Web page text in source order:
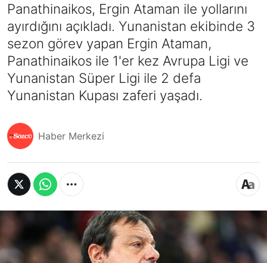
Panathinaikos, Ergin Ataman ile yollarını
ayırdığını açıkladı. Yunanistan ekibinde 3
sezon görev yapan Ergin Ataman,
Panathinaikos ile 1'er kez Avrupa Ligi ve
Yunanistan Süper Ligi ile 2 defa
Yunanistan Kupası zaferi yaşadı.
Haber Merkezi